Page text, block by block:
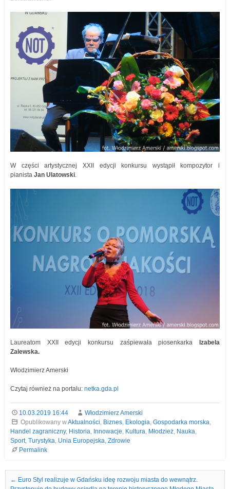
W części artystycznej XXII edycji konkursu wystąpił kompozytor i
pianista Jan Ulatowski.
Laureatom XXII edycji konkursu zaśpiewała piosenkarka
Izabela
Zalewska.
Włodzimierz Amerski
Czytaj również na portalu: netka.gda.pl
10.03.2019 16:44
Włodzimierz Amerski
Opublikowany wAktualności, Biznes, Ekologia, Gospodarka morska,
Handel zagraniczny, Historia, Innowacje, Kultura, Młodzież, Nauka,
Sport, Turystyka, Unia Europejska, Zdrowie
Permalink
Nawigacja we wpisach
← Euro Styl realizuje w Gdańsku ideę rozwoju miasta do wewnątrz.